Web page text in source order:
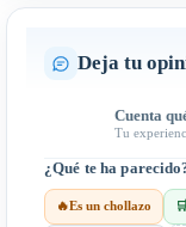
Deja tu
Cuenta
Tu
¿Qué te ha
🔥Es un chollazo 🛒